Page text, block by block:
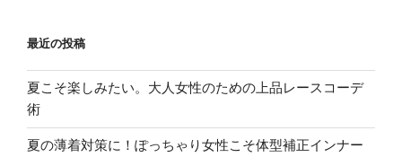
最近の投稿
夏こそ楽しみたい。大人女性のための上品レースコーデ
術
夏の薄着対策に！ぽっちゃり女性こそ体型補正インナー